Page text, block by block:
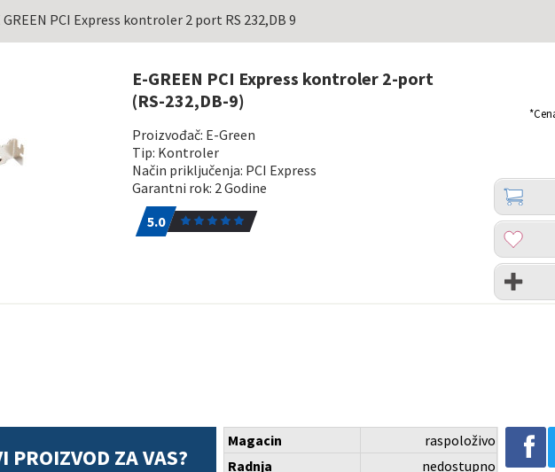
GREEN PCI Express kontroler 2 port RS 232,DB 9
E-GREEN PCI Express kontroler 2-port
(RS-232,DB-9)
Proizvođač: E-Green
Tip: Kontroler
Način priključenja: PCI Express
Garantni rok: 2 Godine
5.02
5.0
Količina
Dodaj
korpu
Dodaj
listu
želja
Uporedi
PROIZVOD ZA VAS?
Magacin
raspoloživo
Radnja
nedostupno
Podeli na Facebook-u